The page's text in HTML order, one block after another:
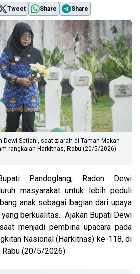
Tweet Share Share
Dewi Setiani, saat ziarah di Taman Makan
rangkaian Harkitnas, Rabu (20/5/2026).
Pandeglang, Raden Dewi
masyarakat untuk lebih peduli
anak sebagai bagian dari upaya
berkualitas. Ajakan Bupati Dewi
menjadi pembina upacara pada
Nasional (Harkitnas) ke-118, di
Rabu (20/5/2026).